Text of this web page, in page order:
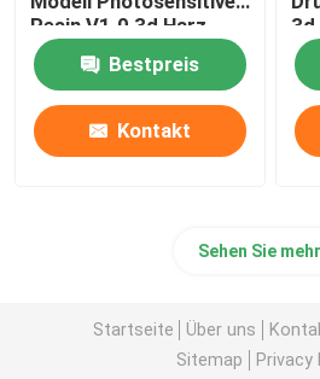
Resin V1.0 3d Harz-
Material druckend
Bestpreis
Kontakt
Sehen Sie
Startseite Über uns
Sitemap
Privacy